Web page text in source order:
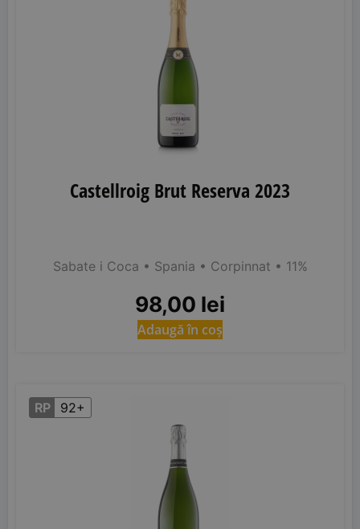
Castellroig Brut Reserva 2023
Sabate i Coca • Spania • Corpinnat • 11%
98,00 lei
Adaugă în coș
RP 92+